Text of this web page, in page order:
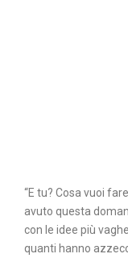
“E tu? Cosa vuoi
avuto questa
con le idee più
quanti hanno